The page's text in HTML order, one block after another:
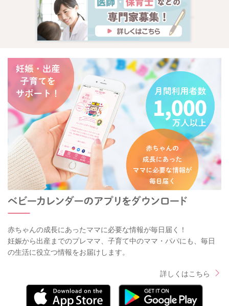
赤ちゃんの成長にあったママに必要な情報が毎日届く！
妊娠から出産までのプレママ、子育て中のママ・パパにも、毎日
の生活に役立つ情報をお届けします。
詳しくはこちら